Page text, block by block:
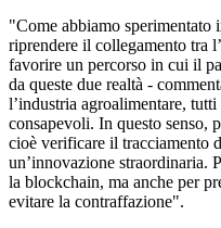
"Come abbiamo sperimentato
riprendere il collegamento tra
favorire un percorso in cui il
da queste due realtà -
l’industria agroalimentare,
consapevoli. In questo senso,
cioè verificare il tracciamento
un’innovazione straordinaria.
la blockchain, ma anche per
evitare la contraffazione".